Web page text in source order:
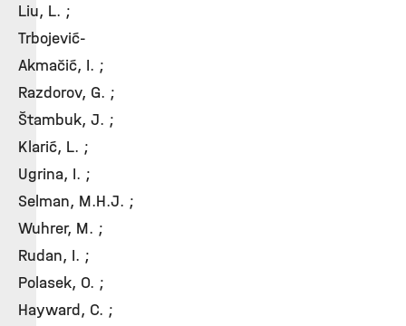
Liu, L. ;
Trbojević-
Akmačić, I. ;
Razdorov, G. ;
Štambuk, J. ;
Klarić, L. ;
Ugrina, I. ;
Selman, M.H.J. ;
Wuhrer, M. ;
Rudan, I. ;
Polasek, O. ;
Hayward, C. ;